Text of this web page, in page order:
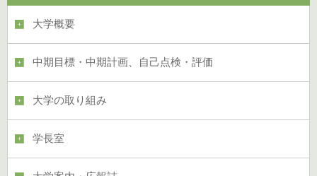
大学概要
中期目標・中期計画、自己点検・評価
大学の取り組み
学長室